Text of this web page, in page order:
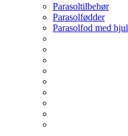
Parasoltilbehør
Parasolfødder
Parasolfod med hjul